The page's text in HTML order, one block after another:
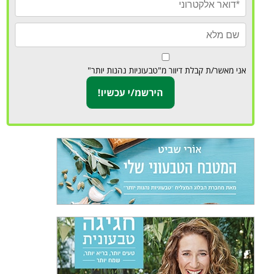
אני מאשר/ת קבלת דיוור מ"טבעוניות נהנות יותר"